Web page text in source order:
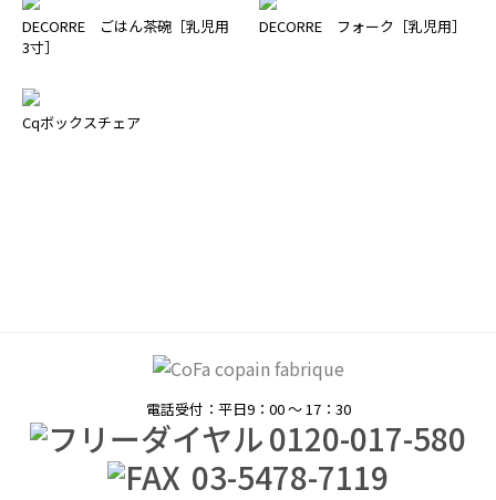
DECORRE ごはん茶碗［乳児用
3寸］
DECORRE フォーク［乳児用］
Cqボックスチェア
電話受付：平日9：00 〜 17：30
0120-017-580
03-5478-7119